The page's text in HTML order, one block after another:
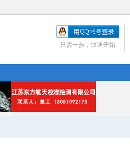
只需一步，快速开始